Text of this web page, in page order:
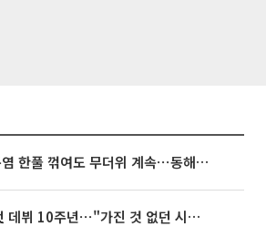
[내일 날씨] 폭염 한풀 꺾여도 무더위 계속⋯동해안 이틀 연속 비
임영웅, 어느덧 데뷔 10주년⋯"가진 것 없던 시절, 내 앞엔 20명의 팬뿐"